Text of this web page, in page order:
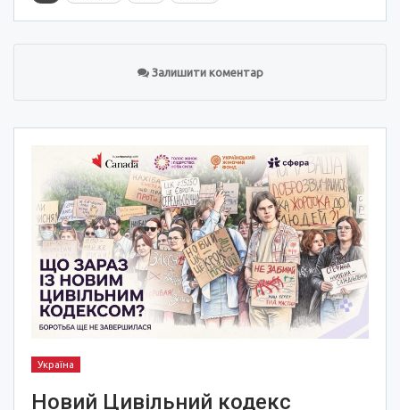
Залишити коментар
Україна
Новий Цивільний кодекс